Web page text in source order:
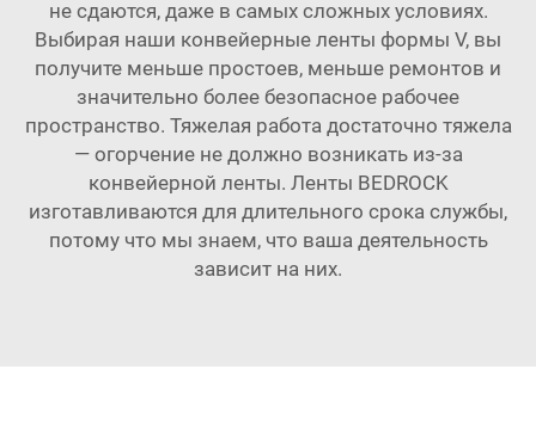
не сдаются, даже в самых сложных условиях.
Выбирая наши конвейерные ленты формы V, вы
получите меньше простоев, меньше ремонтов и
значительно более безопасное рабочее
пространство. Тяжелая работа достаточно тяжела
— огорчение не должно возникать из-за
конвейерной ленты. Ленты BEDROCK
изготавливаются для длительного срока службы,
потому что мы знаем, что ваша деятельность
зависит на них.